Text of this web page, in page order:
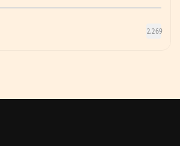
2.269